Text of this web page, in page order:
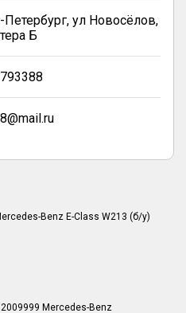
Петербург, ул Новосёлов,
Б
Benz E-Class W213 (б/у)
Mercedes-Benz